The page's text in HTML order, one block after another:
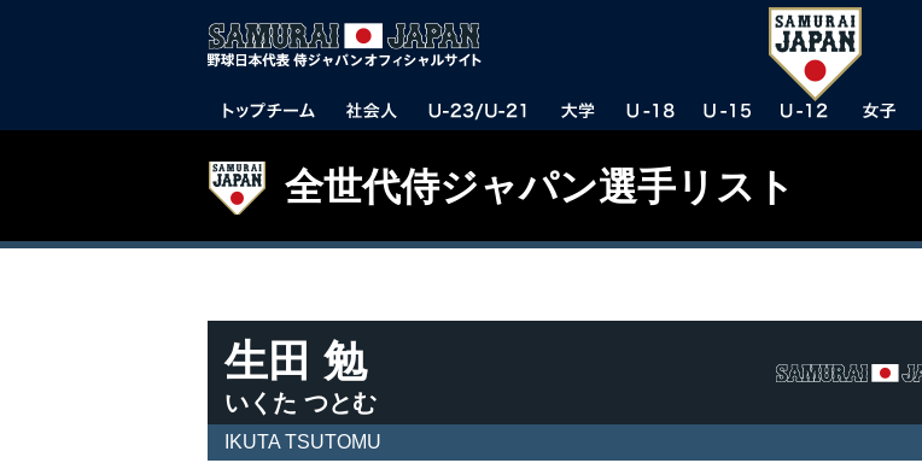
全世代侍ジャパン選手リスト
生田 勉
いくた つとむ
IKUTA TSUTOMU